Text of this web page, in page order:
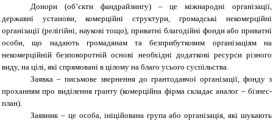
Донори (об’єкти фандрайзингу) – це міжнародні організації,
державні установи, комерційні структури, громадські некомерційні
організації (релігійні, наукові тощо), приватні благодійні фонди або приватні
особи, що надають громадянам та безприбутковим організаціям на
некомерційній безповоротній основі необхідні додаткові ресурси різного
виду, на цілі, які спрямовані в цілому на благо усього суспільства.
Заявка – письмове звернення до грантодавчої організації, фонду з
проханням про виділення гранту (комерційна фірма складає аналог – бізнес-
план).
Заявник – це особа, ініційована група або організація, які шукають